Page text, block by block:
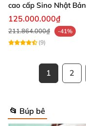
cao cấp Sino Nhật Bản
93cm siêu thực
125.000.000₫
211.864.000₫
-41%
(9)
1 2
📂 Búp bê